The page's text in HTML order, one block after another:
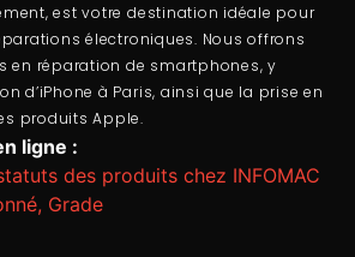
est votre destination idéale pour
électroniques. Nous offrons
en réparation de smartphones, y
d’iPhone à Paris, ainsi que la prise en
produits Apple.
ligne :
des produits chez INFOMAC
Grade